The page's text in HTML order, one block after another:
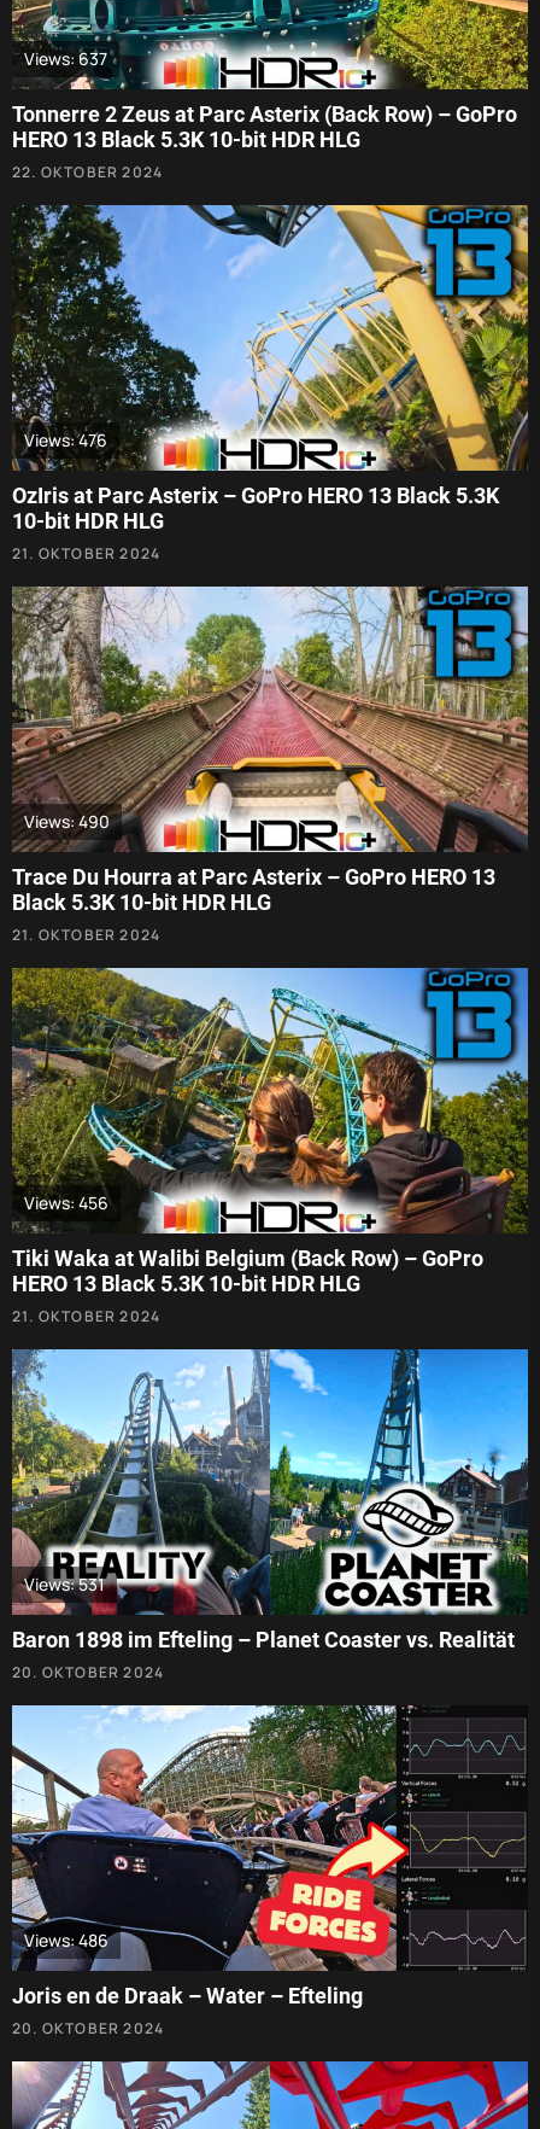
Views: 637
Tonnerre 2 Zeus at Parc Asterix (Back Row) – GoPro
HERO 13 Black 5.3K 10-bit HDR HLG
22. OKTOBER 2024
Views: 476
OzIris at Parc Asterix – GoPro HERO 13 Black 5.3K
10-bit HDR HLG
21. OKTOBER 2024
Views: 490
Trace Du Hourra at Parc Asterix – GoPro HERO 13
Black 5.3K 10-bit HDR HLG
21. OKTOBER 2024
Views: 456
Tiki Waka at Walibi Belgium (Back Row) – GoPro
HERO 13 Black 5.3K 10-bit HDR HLG
21. OKTOBER 2024
Views: 531
Baron 1898 im Efteling – Planet Coaster vs. Realität
20. OKTOBER 2024
Views: 486
Joris en de Draak – Water – Efteling
20. OKTOBER 2024